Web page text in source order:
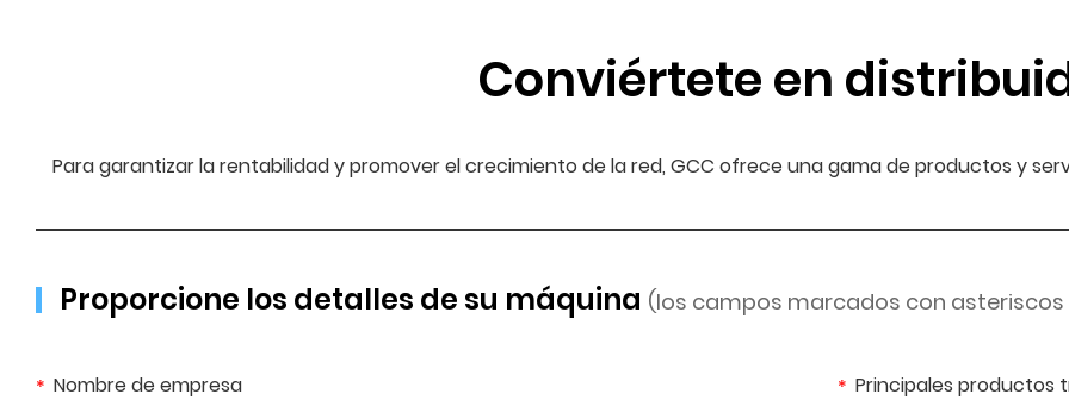
Conviértete en
Para garantizar la rentabilidad y promover el crecimiento de la red, GCC ofrece una gama de productos y
Proporcione los detalles de su máquina (los campos marcados con asteriscos
Nombre de empresa Principales productos